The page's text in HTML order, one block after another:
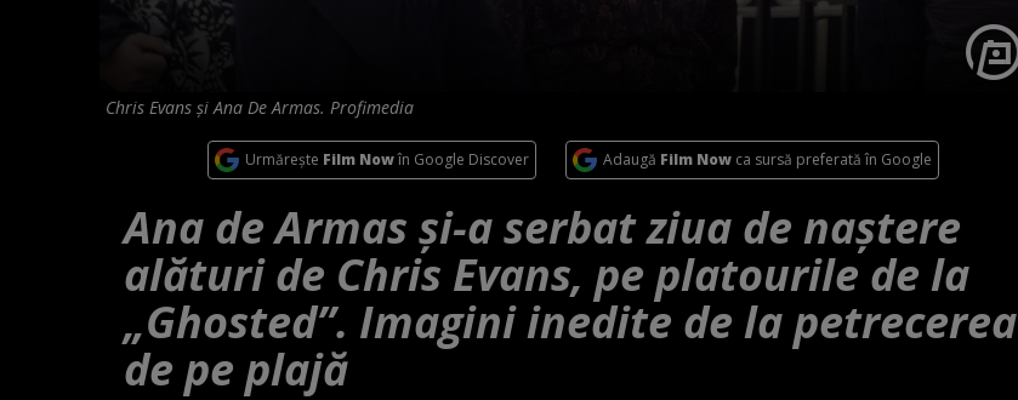
Chris Evans și Ana De Armas. Profimedia
Urmărește Film Nowîn Google Discover Adaugă Film Nowca sursă preferată în Google
Ana de Armas și-a serbat ziua de naștere
alături de Chris Evans, pe platourile de la
„Ghosted”. Imagini inedite de la petrecerea
de pe plajă